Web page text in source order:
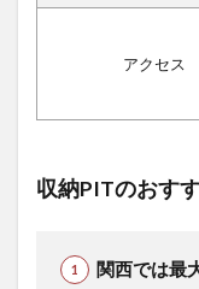
アクセス
収納PITのおす
関西では最